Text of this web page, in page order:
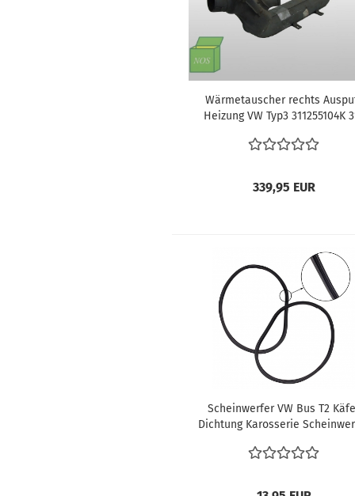
Wärmetauscher rechts
Heizung VW Typ3 311255104K
339,95 EUR
Scheinwerfer VW Bus T2
Dichtung Karosserie
Lampenglas